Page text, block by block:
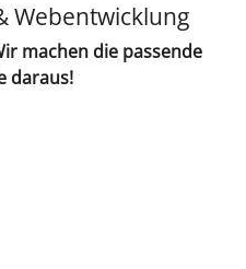
Webentwicklung
machen die passende
daraus!